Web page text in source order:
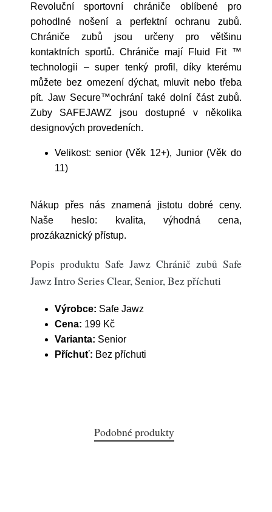
Revoluční sportovní chrániče oblíbené pro
pohodlné nošení a perfektní ochranu zubů.
Chrániče zubů jsou určeny pro většinu
kontaktních sportů. Chrániče mají Fluid Fit ™
technologii – super tenký profil, díky kterému
můžete bez omezení dýchat, mluvit nebo třeba
pít. Jaw Secure™ochrání také dolní část zubů.
Zuby SAFEJAWZ jsou dostupné v několika
designových provedeních.
Velikost: senior (Věk 12+), Junior (Věk do
11)
Nákup přes nás znamená jistotu dobré ceny.
Naše heslo: kvalita, výhodná cena,
prozákaznický přístup.
Popis produktu Safe Jawz Chránič zubů Safe
Jawz Intro Series Clear, Senior, Bez příchuti
Výrobce: Safe Jawz
Cena: 199 Kč
Varianta: Senior
Příchuť: Bez příchuti
Podobné produkty